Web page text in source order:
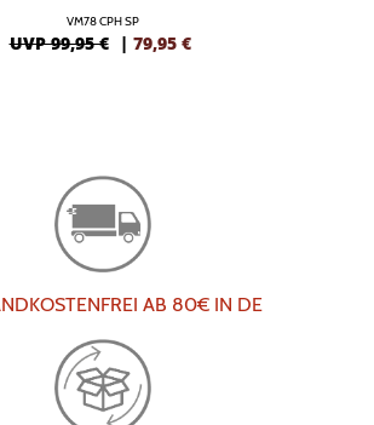
VM78 CPH SP
UVP 99,95 € | 79,95 €
AB 80€ IN DE